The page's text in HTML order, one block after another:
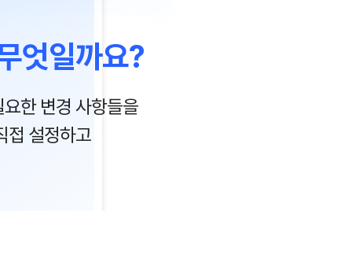
엇일까요?
한 변경 사항들을
접 설정하고